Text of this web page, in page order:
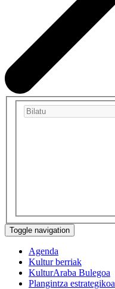
Toggle navigation
Agenda
Kultur berriak
KulturAraba Bulegoa
Plangintza estrategikoa